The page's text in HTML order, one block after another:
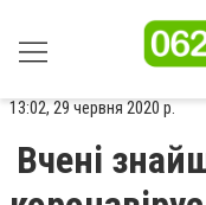
13:02, 29 червня 2020 р.
Вчені